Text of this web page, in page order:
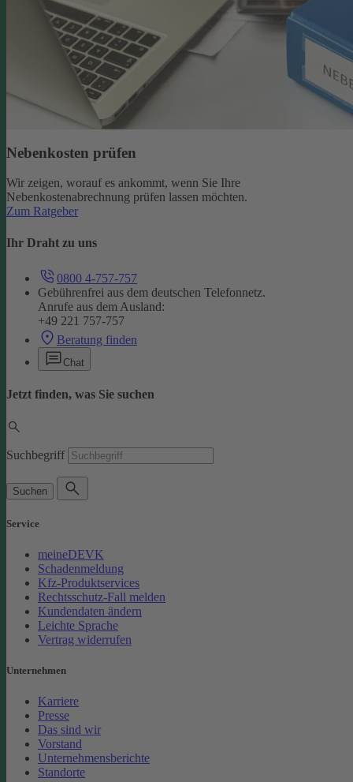
Nebenkosten prüfen
Wir zeigen, worauf es ankommt, wenn Sie Ihre
Nebenkostenabrechnung prüfen lassen möchten.
Zum Ratgeber
Ihr Draht zu uns
0800 4-757-757
Gebührenfrei aus dem deutschen Telefonnetz.
Anrufe aus dem Ausland:
+49 221 757-757
Beratung finden
Chat
Jetzt finden, was Sie suchen
Suchbegriff
Suchen
Service
meineDEVK
Schadenmeldung
Kfz-Produktservices
Rechtsschutz-Fall melden
Kundendaten ändern
Leichte Sprache
Vertrag widerrufen
Unternehmen
Karriere
Presse
Das sind wir
Vorstand
Unternehmensberichte
Standorte